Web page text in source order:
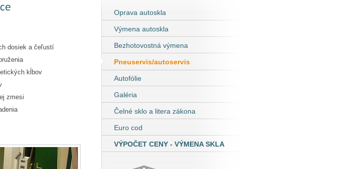
dosiek a čeľustí
kĺbov
zmesi
Oprava autoskla
Výmena autoskla
Bezhotovostná výmena
Pneuservis/autoservis
Autofólie
Galéria
Čelné sklo a litera zákona
Euro cod
VÝPOČET CENY - VÝMENA SKLA